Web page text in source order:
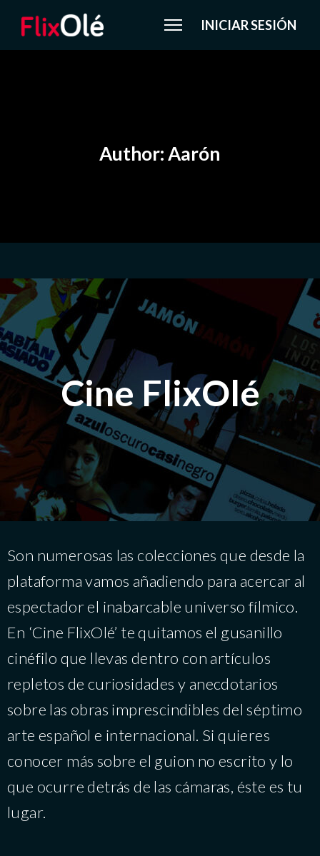
INICIAR SESIÓN
Author: Aarón
Cine FlixOlé
Son numerosas las colecciones que desde la
plataforma vamos añadiendo para acercar al
espectador el inabarcable universo fílmico.
En ‘Cine FlixOlé’ te quitamos el gusanillo
cinéfilo que llevas dentro con artículos
repletos de curiosidades y anecdotarios
sobre las obras imprescindibles del séptimo
arte español e internacional. Si quieres
conocer más sobre el guion no escrito y lo
que ocurre detrás de las cámaras, éste es tu
lugar.